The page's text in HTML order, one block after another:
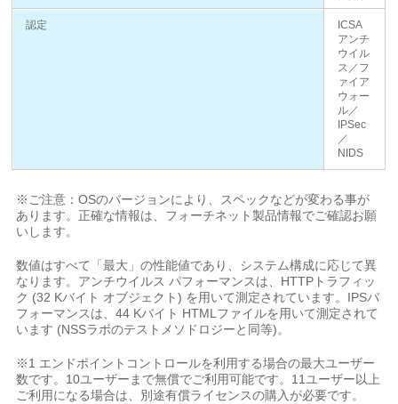
認定
ICSA
アンチ
ウイル
ス／フ
ァイア
ウォー
ル／
IPSec
／
NIDS
※ご注意：OSのバージョンにより、スペックなどが変わる事が
あります。正確な情報は、フォーチネット製品情報でご確認お願
いします。
数値はすべて「最大」の性能値であり、システム構成に応じて異
なります。アンチウイルス パフォーマンスは、HTTPトラフィッ
ク (32 Kバイト オブジェクト) を用いて測定されています。IPSパ
フォーマンスは、44 Kバイト HTMLファイルを用いて測定されて
います (NSSラボのテストメソドロジーと同等)。
※1 エンドポイントコントロールを利用する場合の最大ユーザー
数です。10ユーザーまで無償でご利用可能です。11ユーザー以上
ご利用になる場合は、別途有償ライセンスの購入が必要です。